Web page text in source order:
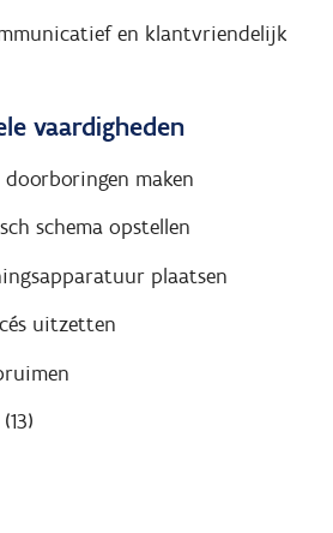
en klantvriendelijk
vaardigheden
doorboringen maken
schema opstellen
plaatsen
uitzetten